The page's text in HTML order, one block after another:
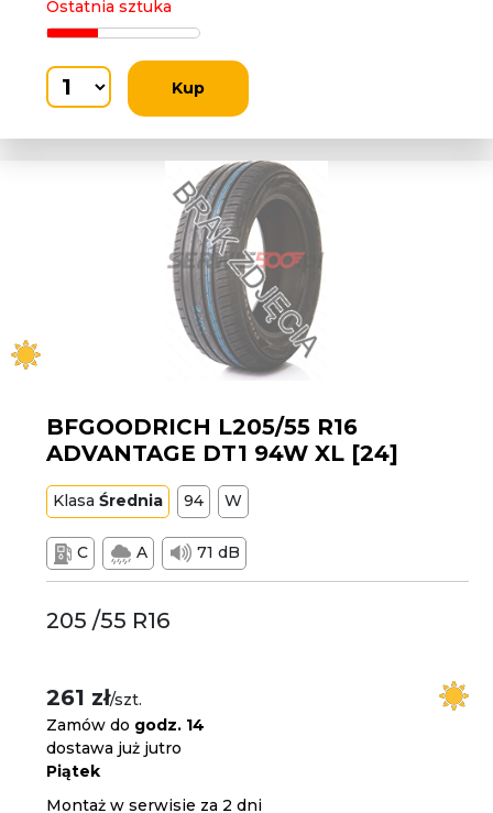
Ostatnia sztuka
Kup
BFGOODRICH L205/55 R16
ADVANTAGE DT1 94W XL [24]
KlasaŚrednia 94 W
C A 71 dB
205 /55 R16
261 zł/szt.
Zamów do godz. 14
dostawa już jutro
Piątek
Montaż w serwisie za 2 dni